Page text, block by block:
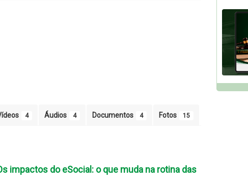
4 Áudios 4 Documentos 4 Fotos 15
impactos do eSocial: o que muda na rotina das